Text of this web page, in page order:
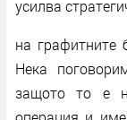
усилва
на графитните
Нека
защото то е